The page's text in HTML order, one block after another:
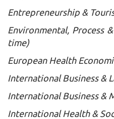
Entrepreneurship &
Environmental, Process
time)
European Health
International Business &
International Business &
International Health &